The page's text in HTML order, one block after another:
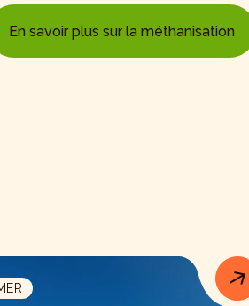
En savoir plus sur la méthanisation